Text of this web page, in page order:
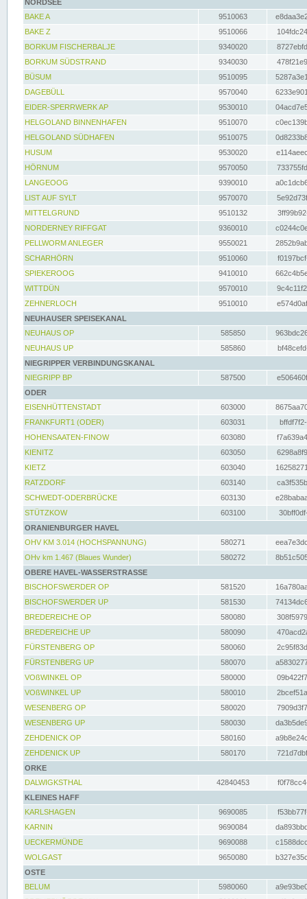
NORDSEE
BAKE A
9510063
BAKE Z
9510066
BORKUM FISCHERBALJE
9340020
BORKUM SÜDSTRAND
9340030
BÜSUM
9510095
DAGEBÜLL
9570040
EIDER-SPERRWERK AP
9530010
HELGOLAND BINNENHAFEN
9510070
HELGOLAND SÜDHAFEN
9510075
HUSUM
9530020
HÖRNUM
9570050
LANGEOOG
9390010
LIST AUF SYLT
9570070
MITTELGRUND
9510132
NORDERNEY RIFFGAT
9360010
PELLWORM ANLEGER
9550021
SCHARHÖRN
9510060
SPIEKEROOG
9410010
WITTDÜN
9570010
ZEHNERLOCH
9510010
NEUHAUSER SPEISEKANAL
NEUHAUS OP
585850
NEUHAUS UP
585860
NIEGRIPPER VERBINDUNGSKANAL
NIEGRIPP BP
587500
ODER
EISENHÜTTENSTADT
603000
FRANKFURT1 (ODER)
603031
HOHENSAATEN-FINOW
603080
KIENITZ
603050
KIETZ
603040
RATZDORF
603140
SCHWEDT-ODERBRÜCKE
603130
STÜTZKOW
603100
ORANIENBURGER HAVEL
OHV KM 3.014 (HOCHSPANNUNG)
580271
OHv km 1.467 (Blaues Wunder)
580272
OBERE HAVEL-WASSERSTRASSE
BISCHOFSWERDER OP
581520
BISCHOFSWERDER UP
581530
BREDEREICHE OP
580080
BREDEREICHE UP
580090
FÜRSTENBERG OP
580060
FÜRSTENBERG UP
580070
VOßWINKEL OP
580000
VOßWINKEL UP
580010
WESENBERG OP
580020
WESENBERG UP
580030
ZEHDENICK OP
580160
ZEHDENICK UP
580170
ORKE
DALWIGKSTHAL
42840453
KLEINES HAFF
KARLSHAGEN
9690085
KARNIN
9690084
UECKERMÜNDE
9690088
WOLGAST
9650080
OSTE
BELUM
5980060